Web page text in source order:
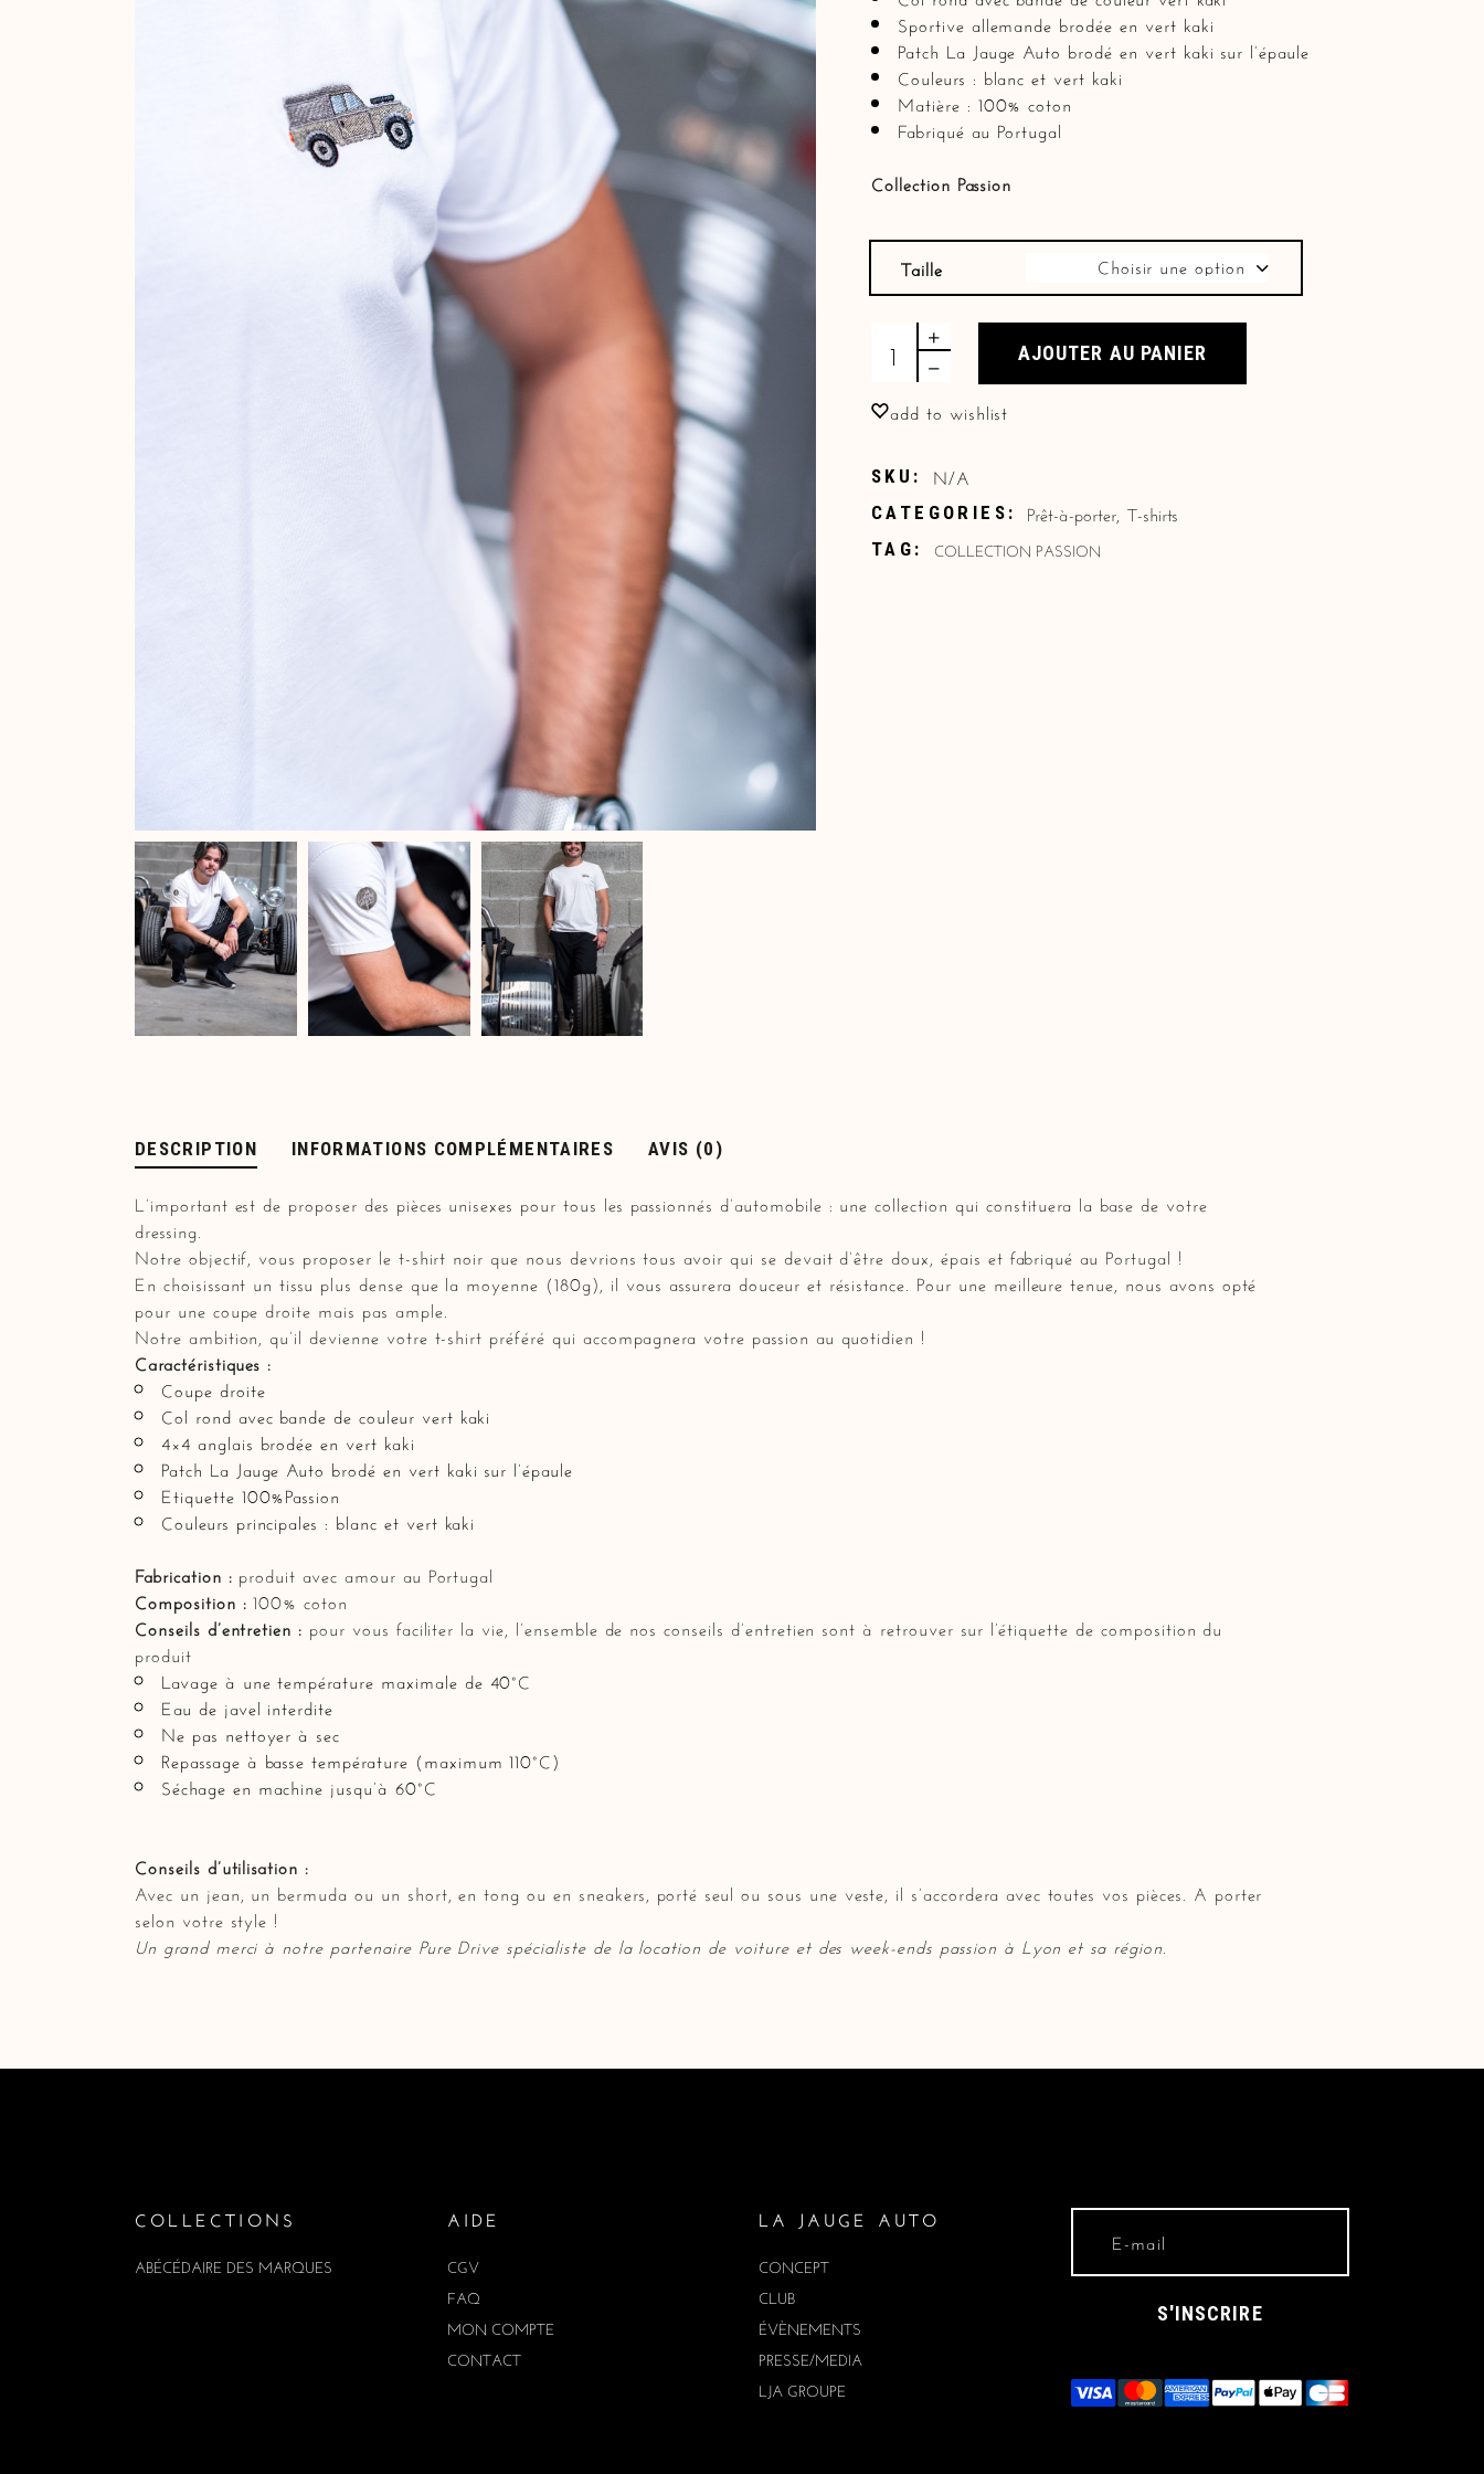
Sportive allemande brodée en vert kaki
Patch La Jauge Auto brodé en vert kaki sur l’épaule
Couleurs : blanc et vert kaki
Matière : 100% coton
Fabriqué au Portugal
Collection Passion
Taille Choisir une option
T-shirt Elisabeth quantity
AJOUTER AU PANIER
add to wishlist
SKU: N/A
CATEGORIES: Prêt-à-porter ,T-shirts
TAG: COLLECTION PASSION
DESCRIPTION INFORMATIONS COMPLÉMENTAIRES AVIS (0)
L’important est de proposer des pièces unisexes pour tous les passionnés d’automobile : une collection qui constituera la base de votre
dressing.
Notre objectif, vous proposer le t-shirt noir que nous devrions tous avoir qui se devait d’être doux, épais et fabriqué au Portugal !
En choisissant un tissu plus dense que la moyenne (180g), il vous assurera douceur et résistance. Pour une meilleure tenue, nous avons opté
pour une coupe droite mais pas ample.
Notre ambition, qu’il devienne votre t-shirt préféré qui accompagnera votre passion au quotidien !
Caractéristiques :
Coupe droite
Col rond avec bande de couleur vert kaki
4×4 anglais brodée en vert kaki
Patch La Jauge Auto brodé en vert kaki sur l’épaule
Etiquette 100%Passion
Couleurs principales : blanc et vert kaki
Fabrication : produit avec amour au Portugal
Composition :100% coton
Conseils d’entretien : pour vous faciliter la vie, l’ensemble de nos conseils d’entretien sont à retrouver sur l’étiquette de composition du
produit
Lavage à une température maximale de 40°C
Eau de javel interdite
Ne pas nettoyer à sec
Repassage à basse température (maximum 110°C)
Séchage en machine jusqu’à 60°C
Conseils d’utilisation :
Avec un jean, un bermuda ou un short, en tong ou en sneakers, porté seul ou sous une veste, il s’accordera avec toutes vos pièces. A porter
selon votre style !
Un grand merci à notre partenaire Pure Drive spécialiste de la location de voiture et des week-ends passion à Lyon et sa région.
COLLECTIONS
ABÉCÉDAIRE DES MARQUES
AIDE
CGV
FAQ
MON COMPTE
CONTACT
LA JAUGE AUTO
CONCEPT
CLUB
ÉVÈNEMENTS
PRESSE/MEDIA
LJA GROUPE
S'INSCRIRE